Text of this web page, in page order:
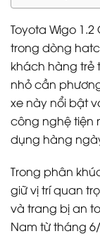
Toyota Wigo
trong dòng
khách hàng trẻ
nhỏ cần
xe này nổi bật
công nghệ tiện
dụng hàng
Trong phân
giữ vị trí quan
và trang bị an
Nam từ tháng